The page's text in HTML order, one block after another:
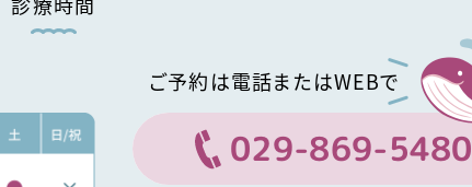
ご予約は電話またはWEBで
029-869-5480